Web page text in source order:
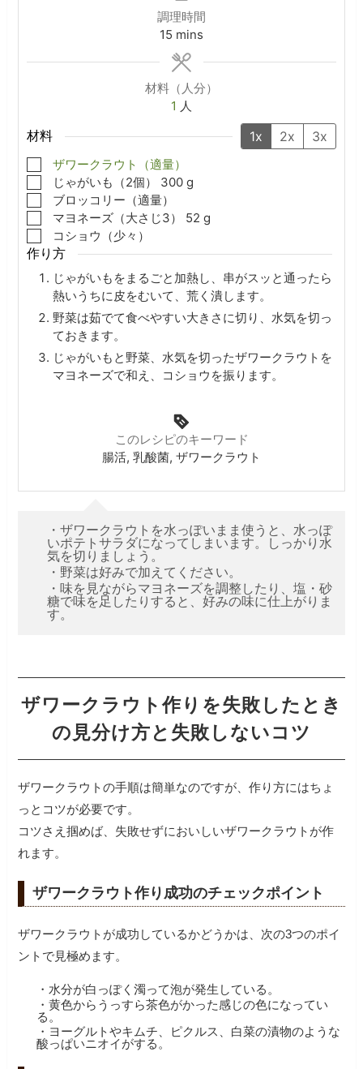
調理時間
15 minutes
mins
材料（人分）
1 人
材料 1x 2x 3x
▢
ザワークラウト（適量）
▢じゃがいも（2個） 300 g
▢
ブロッコリー（適量）
▢
マヨネーズ（大さじ3） 52 g
▢
コショウ（少々）
作り方
じゃがいもをまるごと加熱し、串がスッと通ったら
熱いうちに皮をむいて、荒く潰します。
野菜は茹でて食べやすい大きさに切り、水気を切っ
ておきます。
じゃがいもと野菜、水気を切ったザワークラウトを
マヨネーズで和え、コショウを振ります。
このレシピのキーワード
腸活, 乳酸菌, ザワークラウト
・ザワークラウトを水っぽいまま使うと、水っぽ
いポテトサラダになってしまいます。しっかり水
気を切りましょう。
・野菜は好みで加えてください。
・味を見ながらマヨネーズを調整したり、塩・砂
糖で味を足したりすると、好みの味に仕上がりま
す。
ザワークラウト作りを失敗したとき
の見分け方と失敗しないコツ
ザワークラウトの手順は簡単なのですが、作り方にはちょ
っとコツが必要です。
コツさえ掴めば、失敗せずにおいしいザワークラウトが作
れます。
ザワークラウト作り成功のチェックポイント
ザワークラウトが成功しているかどうかは、次の3つのポイ
ントで見極めます。
・水分が白っぽく濁って泡が発生している。
・黄色からうっすら茶色がかった感じの色になってい
る。
・ヨーグルトやキムチ、ピクルス、白菜の漬物のような
酸っぱいニオイがする。